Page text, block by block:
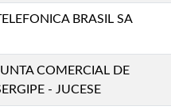
BRASIL SA
COMERCIAL DE
- JUCESE